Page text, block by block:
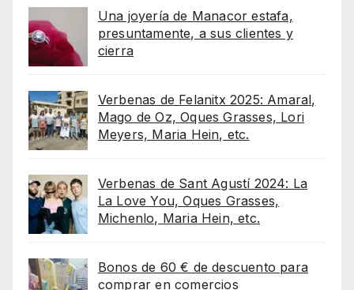
Una joyería de Manacor estafa,
presuntamente, a sus clientes y
cierra
Verbenas de Felanitx 2025: Amaral,
Mago de Oz, Oques Grasses, Lori
Meyers, Maria Hein, etc.
Verbenas de Sant Agustí 2024: La
La Love You, Oques Grasses,
Michenlo, Maria Hein, etc.
Bonos de 60 € de descuento para
comprar en comercios